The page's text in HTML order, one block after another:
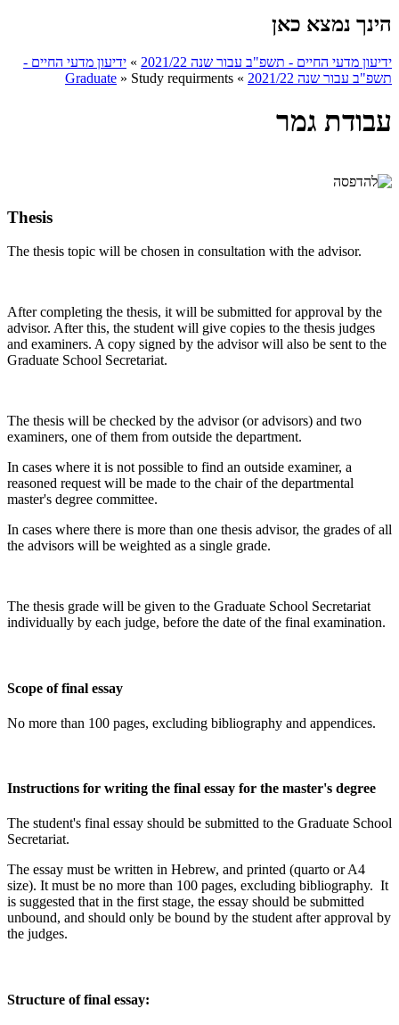
הינך נמצא כאן
ידיעון מדעי החיים - תשפ"ב עבור שנה 2021/22 » ידיעון מדעי החיים -
תשפ"ב עבור שנה 2021/22
»
Graduate » Study requirments
עבודת גמר
Thesis
The thesis topic will be chosen in consultation with the advisor.
After completing the thesis, it will be submitted for approval by the
advisor. After this, the student will give copies to the thesis judges
and examiners. A copy signed by the advisor will also be sent to the
Graduate School Secretariat.
The thesis will be checked by the advisor (or advisors) and two
examiners, one of them from outside the department.
In cases where it is not possible to find an outside examiner, a
reasoned request will be made to the chair of the departmental
master's degree committee.
In cases where there is more than one thesis advisor, the grades of all
the advisors will be weighted as a single grade.
The thesis grade will be given to the Graduate School Secretariat
individually by each judge, before the date of the final examination.
Scope of final essay
No more than 100 pages, excluding bibliography and appendices.
Instructions for writing the final essay for the master's degree
The student's final essay should be submitted to the Graduate School
Secretariat.
The essay must be written in Hebrew, and printed (quarto or A4
size). It must be no more than 100 pages, excluding bibliography. It
is suggested that in the first stage, the essay should be submitted
unbound, and should only be bound by the student after approval by
the judges.
Structure of final essay: